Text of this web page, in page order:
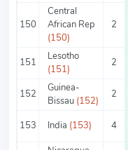
150
Central
African Rep
(150)
2
151
Lesotho
(151)
2
152
Guinea-
Bissau (152)
2
153 India (153) 4